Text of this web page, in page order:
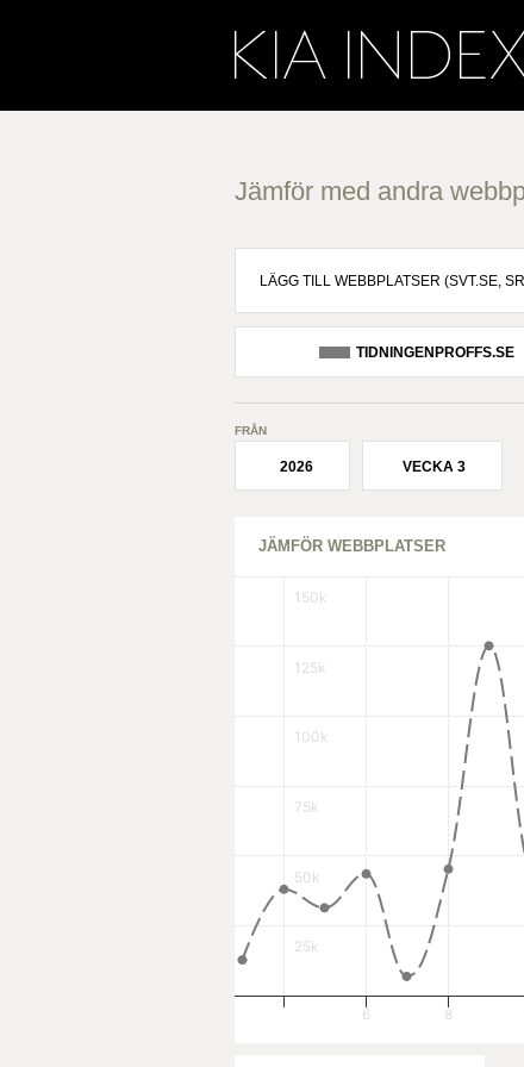
Jämför med andra
TIDNINGENPROFFS.SE
FRÅN
2026 VECKA 3
JÄMFÖR WEBBPLATSER
25k
50k
75k
100k
125k
150k
6 8